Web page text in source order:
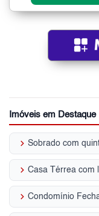
Imóveis em Destaque
keyboard_arrow_right
keyboard_arrow_right
keyboard_arrow_right